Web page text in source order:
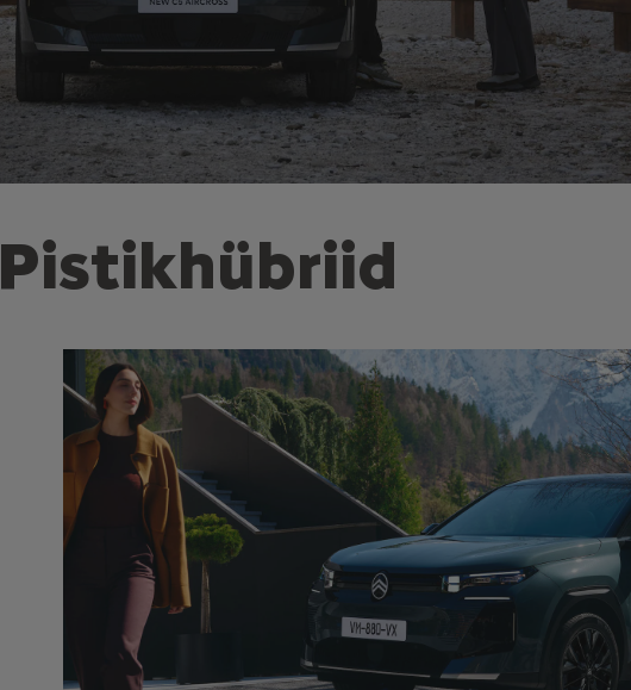
Pistikhübriid